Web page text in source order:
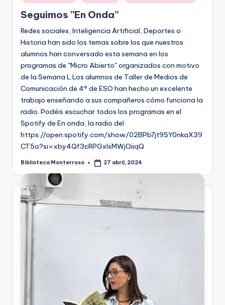
en
Seguimos ”En Onda”
Redes sociales, Inteligencia Artificial, Deportes o
Historia han sido los temas sobre los que nuestros
alumnos han conversado esta semana en los
programas de "Micro Abierto" organizados con motivo
de la Semana L.Los alumnos de Taller de Medios de
Comunicación de 4° de ESO han hecho un excelente
trabajo enseñando a sus compañeros cómo funciona la
radio. Podéis escuchar todos los programas en el
Spotify de En onda, la radio del
https://open.spotify.com/show/02BPb7jt9SY0nkaX39
CT5o?si=xby4Qf3cRPGxIsMWjOiiqQ
Publicado
Biblioteca Monterroso 27 abril, 2024